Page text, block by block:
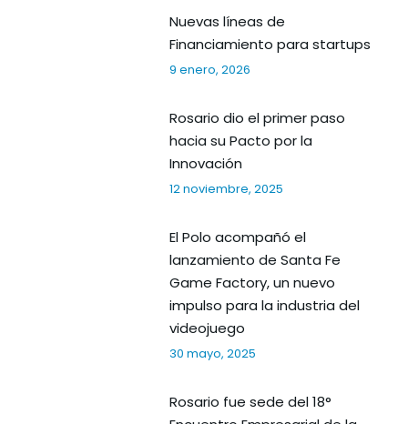
Nuevas líneas de
Financiamiento para startups
9 enero, 2026
Rosario dio el primer paso
hacia su Pacto por la
Innovación
12 noviembre, 2025
El Polo acompañó el
lanzamiento de Santa Fe
Game Factory, un nuevo
impulso para la industria del
videojuego
30 mayo, 2025
Rosario fue sede del 18°